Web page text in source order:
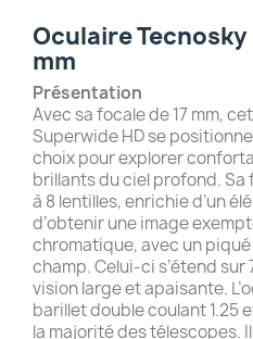
Oculaire Tecnosky
mm
Présentation
Avec sa focale de 17 mm,
Superwide HD se
choix pour explorer
brillants du ciel profond.
à 8 lentilles, enrichie d’un
d’obtenir une image
chromatique, avec un
champ. Celui-ci s’étend
vision large et apaisante.
barillet double coulant 1.25
la majorité des télescopes.